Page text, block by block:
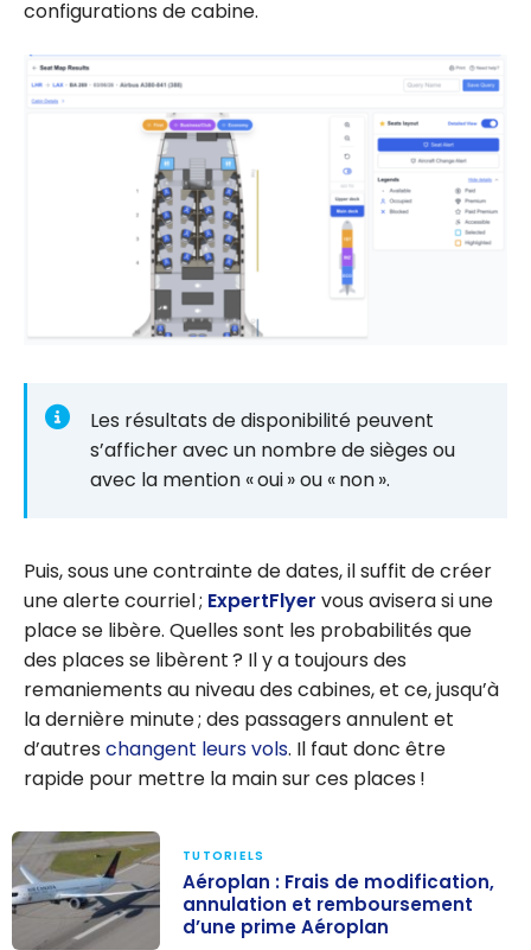
configurations de cabine.
Les résultats de disponibilité peuvent
s’afficher avec un nombre de sièges ou
avec la mention « oui » ou « non ».
Puis, sous une contrainte de dates, il suffit de créer
une alerte courriel ; ExpertFlyer vous avisera si une
place se libère. Quelles sont les probabilités que
des places se libèrent ? Il y a toujours des
remaniements au niveau des cabines, et ce, jusqu’à
la dernière minute ; des passagers annulent et
d’autres changent leurs vols. Il faut donc être
rapide pour mettre la main sur ces places !
TUTORIELS
Aéroplan : Frais de modification,
annulation et remboursement
d’une prime Aéroplan